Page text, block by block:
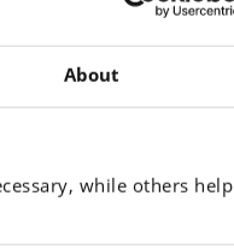
About
while others help
de plástico dejan una